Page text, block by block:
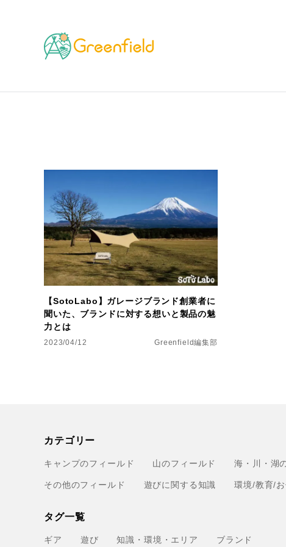
TOP ブランド SotoLabo（ソトラボ）
【SotoLabo】ガレージブランド創業者に
聞いた、ブランドに対する想いと製品の魅
力とは
2023/04/12 Greenfield編集部
カテゴリー
キャンプのフィールド 山のフィールド 海・川・湖
その他のフィールド 遊びに関する知識 環境/教育/
タグ一覧
ギア 遊び 知識・環境・エリア ブランド